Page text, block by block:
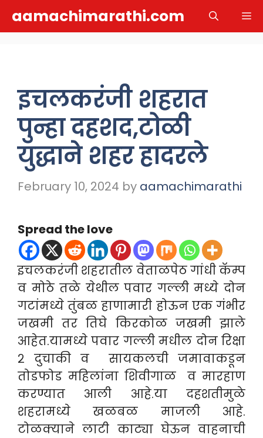
aamachimarathi.com
इचलकरंजी शहरात
पुन्हा दहशद,टोळी
युद्धाने शहर हादरले
February 10, 2024 by aamachimarathi
Spread the love
इचलकरंजी शहरातील वेताळपेठ गांधी कॅम्प
व मोठे तळे येथील पवार गल्ली मध्ये दोन
गटांमध्ये तुंबळ हाणामारी होऊन एक गंभीर
जखमी तर तिघे किरकोळ जखमी झाले
आहेत.यामध्ये पवार गल्ली मधील दोन रिक्षा
२ दुचाकी व सायकलची जमावाकडून
तोडफोड महिलांना शिवीगाळ व मारहाण
करण्यात आली आहे.या दहशतीमुळे
शहरामध्ये खळबळ माजली आहे.
टोळक्याने लाटी काट्या घेऊन वाहनाची